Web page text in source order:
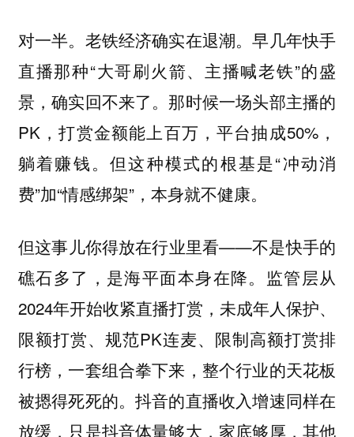
对一半。老铁经济确实在退潮。早几年快手
直播那种“大哥刷火箭、主播喊老铁”的盛
景，确实回不来了。那时候一场头部主播的
PK，打赏金额能上百万，平台抽成50%，
躺着赚钱。但这种模式的根基是“冲动消
费”加“情感绑架”，本身就不健康。
但这事儿你得放在行业里看——不是快手的
礁石多了，是海平面本身在降。监管层从
2024年开始收紧直播打赏，未成年人保护、
限额打赏、规范PK连麦、限制高额打赏排
行榜，一套组合拳下来，整个行业的天花板
被摁得死死的。抖音的直播收入增速同样在
放缓，只是抖音体量够大，家底够厚，其他